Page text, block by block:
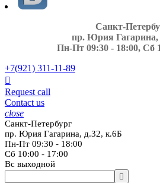
Санкт-
пр. Юрия Гагарина,
Пн-Пт 09:30 - 18:00, Сб
+7(921) 311-11-89

Request call
Contact us
close
Санкт-Петербург
пр. Юрия Гагарина, д.32, к.6Б
Пн-Пт 09:30 - 18:00
Сб 10:00 - 17:00
Вс выходной
